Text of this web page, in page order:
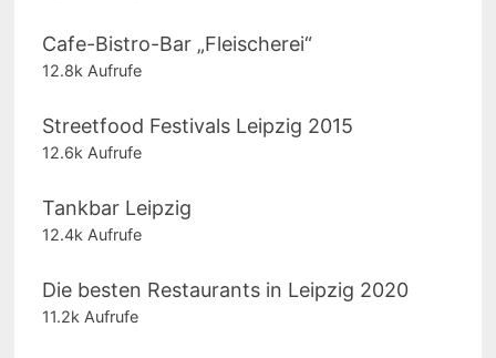
Cafe-Bistro-Bar „Fleischerei“
12.8k Aufrufe
Streetfood Festivals Leipzig 2015
12.6k Aufrufe
Tankbar Leipzig
12.4k Aufrufe
Die besten Restaurants in Leipzig 2020
11.2k Aufrufe